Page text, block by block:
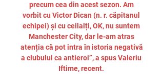
precum cea din acest sezon. Am
vorbit cu Victor Dican (n. r. căpitanul
echipei) și cu ceilalți, OK, nu suntem
Manchester City, dar le-am atras
atenția că pot intra în istoria negativă
a clubului ca antieroi”, a spus Valeriu
Iftime, recent.